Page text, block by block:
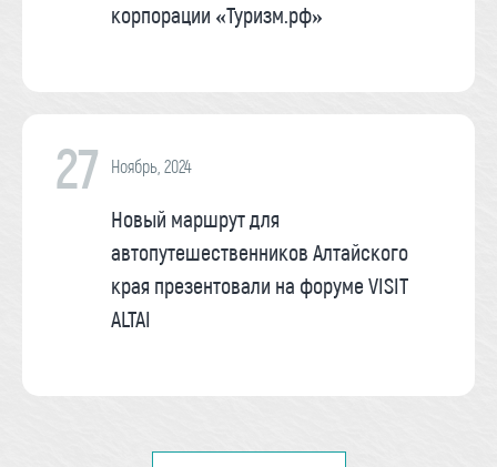
корпорации «Туризм.рф»
27 Ноябрь, 2024
Новый маршрут для
автопутешественников Алтайского
края презентовали на форуме VISIT
ALTAI